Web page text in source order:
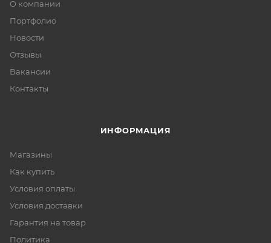
О компании
Портфолио
Новости
Отзывы
Вакансии
Контакты
ИНФОРМАЦИЯ
Магазины
Как купить
Условия оплаты
Условия доставки
Гарантия на товар
Политика